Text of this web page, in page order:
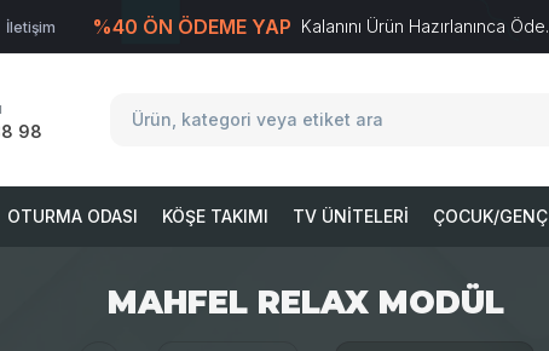
İletişim %40 ÖN ÖDEME YAP Kalanını Ürün Hazırlanınca Öde.
98
OTURMA ODASI KÖŞE TAKIMI TV ÜNITELERI ÇOCUK/GENÇ
MAHFEL RELAX MODÜL
T-Soft E-TicaretSistemleriyle Hazırlanmıştır.